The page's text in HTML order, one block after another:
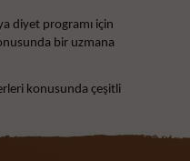
diyet programı için
bir uzmana
konusunda çeşitli